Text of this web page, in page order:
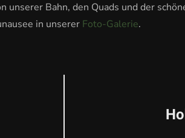
unserer Bahn, den Quads und der
in unserer Foto-Galerie.